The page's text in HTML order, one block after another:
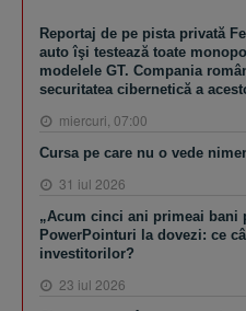
Reportaj de pe pista privată
auto îşi testează toate
modelele GT. Compania
securitatea cibernetică a
miercuri, 07:00
Cursa pe care nu o vede
31 iul 2026
„Acum cinci ani primeai bani
PowerPointuri la dovezi: ce
investitorilor?
23 iul 2026